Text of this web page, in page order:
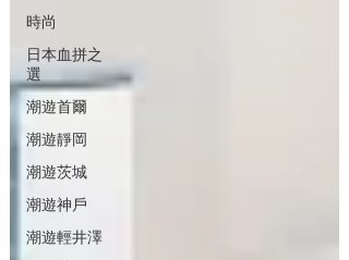
時尚
日本血拼之
選
潮遊首爾
潮遊靜岡
潮遊茨城
潮遊神戶
潮遊輕井澤